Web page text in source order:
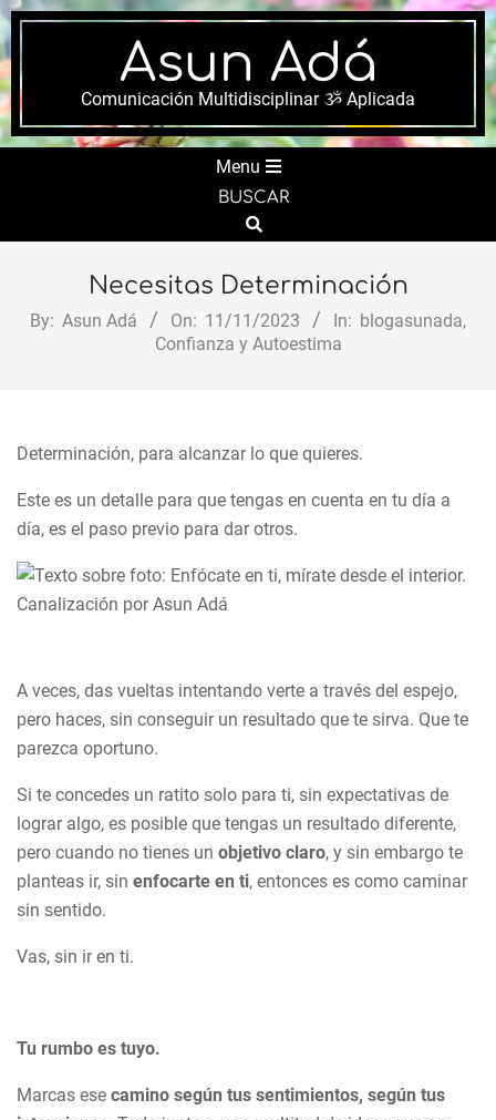
Skip
to
content
Asun Adá
Comunicación Multidisciplinar ૐ Aplicada
Menu
BUSCAR
Search
Necesitas Determinación
By: Asun Adá On: 11/11/2023 In: blogasunada,
Confianza y Autoestima
Determinación, para alcanzar lo que quieres.
Este es un detalle para que tengas en cuenta en tu día a
día, es el paso previo para dar otros.
A veces, das vueltas intentando verte a través del espejo,
pero haces, sin conseguir un resultado que te sirva. Que te
parezca oportuno.
Si te concedes un ratito solo para ti, sin expectativas de
lograr algo, es posible que tengas un resultado diferente,
pero cuando no tienes un objetivo claro, y sin embargo te
planteas ir, sin enfocarte en ti, entonces es como caminar
sin sentido.
Vas, sin ir en ti.
Tu rumbo es tuyo.
Marcas ese camino según tus sentimientos, según tus